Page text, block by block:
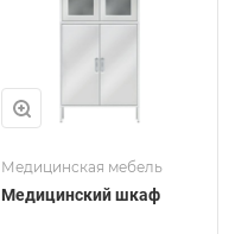
Медицинская мебель
Медицинский шкаф